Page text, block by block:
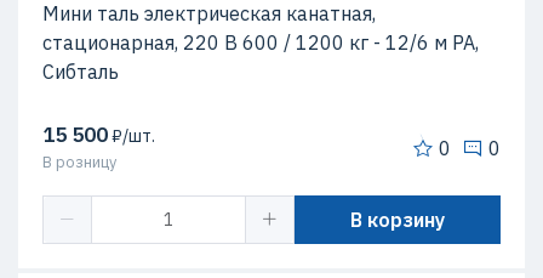
Мини таль электрическая канатная,
стационарная, 220 В 600 / 1200 кг - 12/6 м РА,
Сибталь
15 500₽/шт.
В розницу
0 0
В корзину